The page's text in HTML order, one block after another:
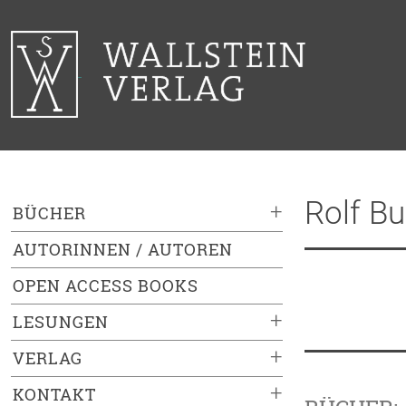
+
BÜCHER
AUTORINNEN / AUTOREN
OPEN ACCESS BOOKS
+
LESUNGEN
+
VERLAG
+
KONTAKT
Rolf